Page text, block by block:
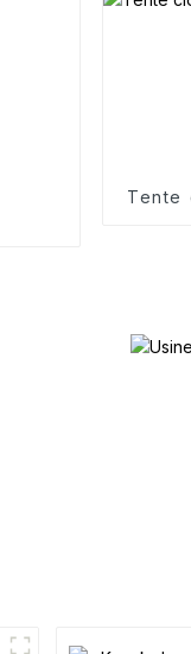
Tente